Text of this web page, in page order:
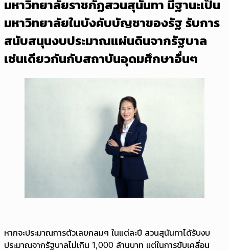
มหาวิทยาลัยราชภัฏสวนสุนันทา มีฐานะเป็น
มหาวิทยาลัยในบังคับบัญชาของรัฐ รับการ
สนับสนุนงบประมาณแผ่นดินจากรัฐบาล
เช่นเดียวกันกับสถาบันอุดมศึกษาอื่นๆ
หากจะประมาณการตัวเลขกลมๆ ในแต่ละปี สวนสุนันทาได้รับงบ
ประมาณจากรัฐบาลไม่เกิน 1,000 ล้านบาท แต่ในการขับเคลื่อน